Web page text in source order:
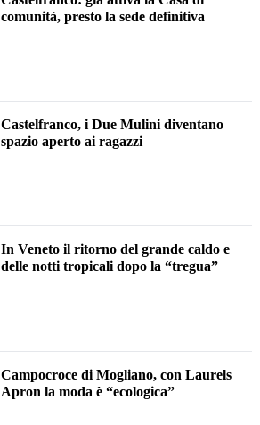
comunità, presto la sede definitiva
Castelfranco, i Due Mulini diventano
spazio aperto ai ragazzi
In Veneto il ritorno del grande caldo e
delle notti tropicali dopo la “tregua”
Campocroce di Mogliano, con Laurels
Apron la moda è “ecologica”